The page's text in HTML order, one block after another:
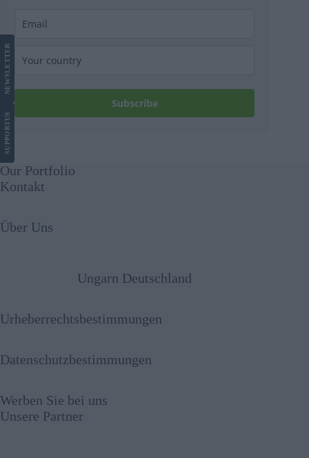
Subscribe
SUPPORT
US
NEWS
LETTER
Our Portfolio
Kontakt
Über Uns
Ungarn Deutschland
Urheberrechtsbestimmungen
Datenschutzbestimmungen
Werben Sie bei uns
Unsere Partner